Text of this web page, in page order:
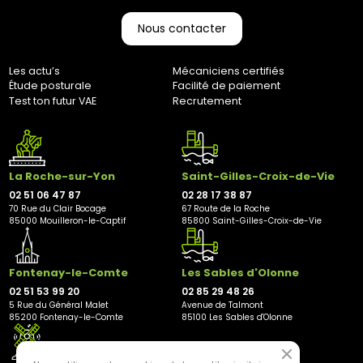
d’expédition les week-ends et jours fériés)
Home-trainer et colis de plus de 10 kg :
Pour vos équipements lourds, nous faisons appel au
transporteur Geodis afin de garantir une livraison sécurisée.
Votre colis vous parviendra en moyenne sous 3 à 10 jours
ouvrés. (Pas d’expédition les week-ends et jours fériés)
Retours :
Comme indiqué dans nos Conditions Générales de Vente
(CGV), les frais de retour sont à votre charge, sauf en cas
d'erreur de notre part. Pour toute question, n'hésitez pas à
nous contacter au 0251064787 ou par e-mail à
marketing@bernaudeaucycles.fr.
Adresse de retour :
Bernaudeau Cycles
70 rue du Clair Bocage
85000, Mouilleron-Le-Captif
Nous contacter
Les actu’s
Mécaniciens certifiés
Étude posturale
Facilité de paiement
Test ton futur VAE
Recrutement
La Roche-sur-Yon
02 51 06 47 87
70 Rue du Clair Bocage
85000 Mouilleron-le-Captif
Saint-Gilles-Croix-de-Vie
02 28 17 38 87
67 Route de la Roche
85800 Saint-Gilles-Croix-de-Vie
Fontenay-le-Comte
02 51 53 99 20
5 Rue du Général Malet
85200 Fontenay-le-Comte
Les Sables d'Olonne
02 85 29 48 26
Avenue de Talmont
85100 Les Sables d'Olonne